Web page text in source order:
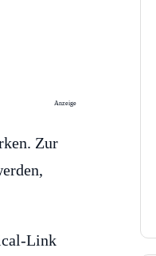
Anzeige
Zur
Link